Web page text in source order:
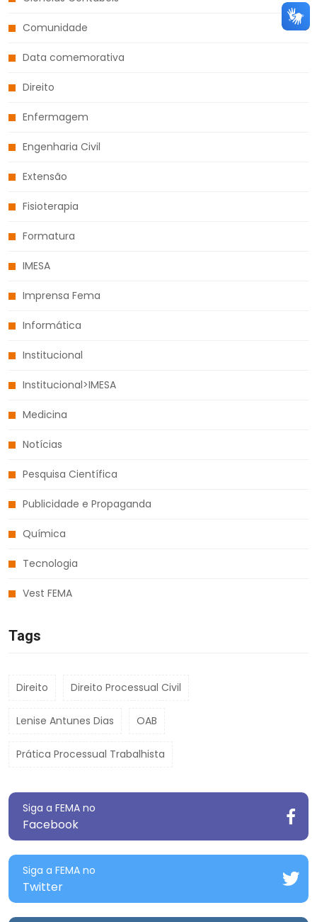
Comunidade
Data comemorativa
Direito
Enfermagem
Engenharia Civil
Extensão
Fisioterapia
Formatura
IMESA
Imprensa Fema
Informática
Institucional
Institucional>IMESA
Medicina
Notícias
Pesquisa Científica
Publicidade e Propaganda
Química
Tecnologia
Vest FEMA
Tags
Direito Direito Processual Civil
Lenise Antunes Dias OAB
Prática Processual Trabalhista
Siga a FEMA no
Facebook
Siga a FEMA no
Twitter